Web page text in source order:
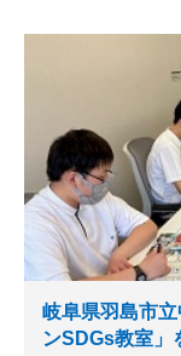
岐阜県羽島市
ンSDGs教室」